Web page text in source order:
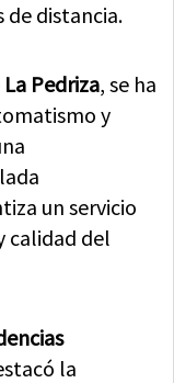
de distancia.
La Pedriza, se ha
y
un servicio
calidad del
la